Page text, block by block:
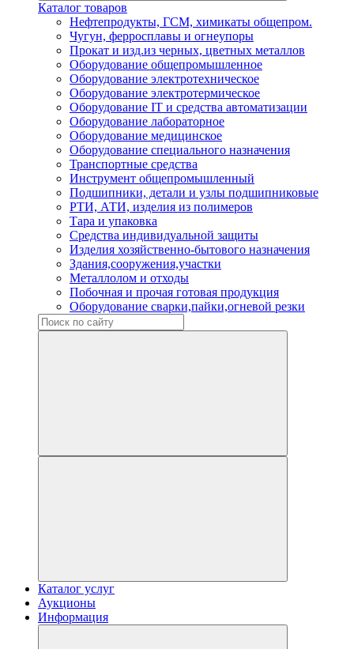
Каталог товаров
Нефтепродукты, ГСМ, химикаты общепром.
Чугун, ферросплавы и огнеупоры
Прокат и изд.из черных, цветных металлов
Оборудование общепромышленное
Оборудование электротехническое
Оборудование электротермическое
Оборудование IT и средства автоматизации
Оборудование лабораторное
Оборудование медицинское
Оборудование специального назначения
Транспортные средства
Инструмент общепромышленный
Подшипники, детали и узлы подшипниковые
РТИ, АТИ, изделия из полимеров
Тара и упаковка
Средства индивидуальной защиты
Изделия хозяйственно-бытового назначения
Здания,сооружения,участки
Металлолом и отходы
Побочная и прочая готовая продукция
Оборудование сварки,пайки,огневой резки
Каталог услуг
Аукционы
Информация